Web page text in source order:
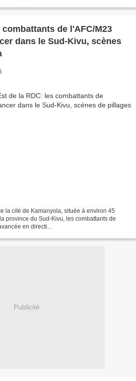
de l'AFC/M23
dans le Sud-Kivu, scènes
la cité de Kamanyola, située à environ 45
province du Sud-Kivu, les combattants de
en directi...
Publicité